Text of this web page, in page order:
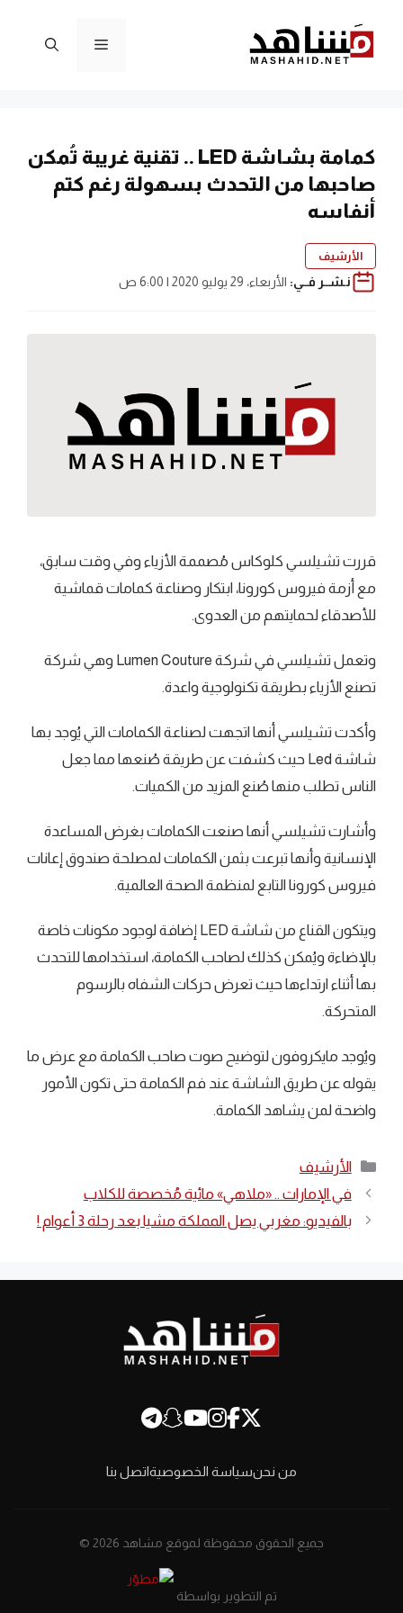
المحتوى
القائمة
كمامة بشاشة LED .. تقنية غريبة تُمكن
صاحبها من التحدث بسهولة رغم كتم
أنفاسه
الأرشيف
نـشــر فــي: الأربعاء، 29 يوليو 2020 | 6:00 ص
قررت تشيلسي كلوكاس مُصممة الأزياء وفي وقت سابق،
مع أزمة فيروس كورونا، ابتكار وصناعة كمامات قماشية
للأصدقاء لحمايتهم من العدوى.
وتعمل تشيلسي في شركة Lumen Couture وهي شركة
تصنع الأزياء بطريقة تكنولوجية واعدة.
وأكدت تشيلسي أنها اتجهت لصناعة الكمامات التي يُوجد بها
شاشة Led حيث كشفت عن طريقة صُنعها مما جعل
الناس تطلب منها صُنع المزيد من الكميات.
وأشارت تشيلسي أنها صنعت الكمامات بغرض المساعدة
الإنسانية وأنها تبرعت بثمن الكمامات لمصلحة صندوق إعانات
فيروس كورونا التابع لمنظمة الصحة العالمية.
ويتكون القناع من شاشة LED إضافة لوجود مكونات خاصة
بالإضاءة ويُمكن كذلك لصاحب الكمامة، استخدامها للتحدث
بها أثناء ارتداءها حيث تعرض حركات الشفاه بالرسوم
المتحركة.
ويُوجد مايكروفون لتوضيح صوت صاحب الكمامة مع عرض ما
يقوله عن طريق الشاشة عند فم الكمامة حتى تكون الأمور
واضحة لمن يشاهد الكمامة.
التصنيفات
الأرشيف
في الإمارات .. «ملاهي» مائية مُخصصة للكلاب
بالفيديو: مغربي يصل المملكة مشيا بعد رحلة 3 أعوام !
من نحنسياسة الخصوصيةاتصل بنا
جميع الحقوق محفوظة لموقع مشاهد 2026 ©
تم التطوير بواسطة